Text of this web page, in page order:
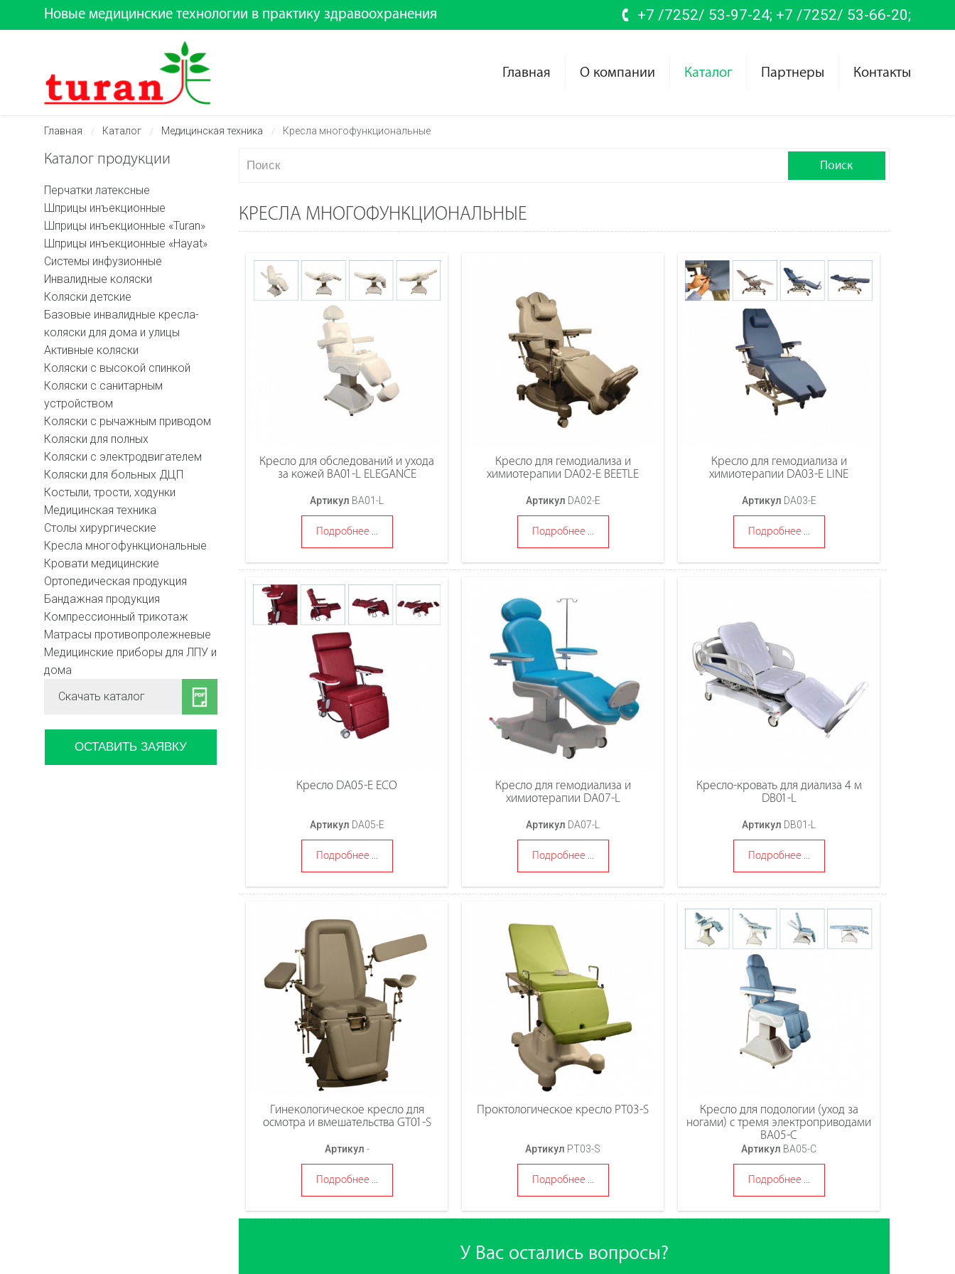
+7 /7252/ 53-97-24; +7 /7252/ 53-66-20;
Новые медицинские технологии в практику здравоохранения
Главная О компании Каталог Партнеры Контакты
Главная / Каталог / Медицинская техника / Кресла многофункциональные
КРЕСЛА МНОГОФУНКЦИОНАЛЬНЫЕ
Кресло для обследований и ухода
за кожей BA01-L ELEGANCE
Артикул BA01-L
Подробнее ...
Кресло для гемодиализа и
химиотерапии DA02-E BEETLE
Артикул DA02-E
Подробнее ...
Кресло для гемодиализа и
химиотерапии DA03-E LINE
Артикул DA03-E
Подробнее ...
Кресло DA05-E ECO
Артикул DA05-E
Подробнее ...
Кресло для гемодиализа и
химиотерапии DA07-L
Артикул DA07-L
Подробнее ...
Кресло-кровать для диализа 4 м
DB01-L
Артикул DB01-L
Подробнее ...
Гинекологическое кресло для
осмотра и вмешательства GT01-S
Артикул -
Подробнее ...
Проктологическое кресло PT03-S
Артикул PT03-S
Подробнее ...
Кресло для подологии (уход за
ногами) с тремя электроприводами
ВА05-С
Артикул ВА05-С
Подробнее ...
У Вас остались вопросы?
Каталог продукции
Перчатки латексные
Шприцы инъекционные
Шприцы инъекционные «Turan»
Шприцы инъекционные «Hayat»
Системы инфузионные
Инвалидные коляски
Коляски детские
Базовые инвалидные кресла-
коляски для дома и улицы
Активные коляски
Коляски с высокой спинкой
Коляски с санитарным
устройством
Коляски с рычажным приводом
Коляски для полных
Коляски с электродвигателем
Коляски для больных ДЦП
Костыли, трости, ходунки
Медицинская техника
Столы хирургические
Кресла многофункциональные
Кровати медицинские
Ортопедическая продукция
Бандажная продукция
Компрессионный трикотаж
Матрасы противопролежневые
Медицинские приборы для ЛПУ и
дома
Скачать каталог
ОСТАВИТЬ ЗАЯВКУ